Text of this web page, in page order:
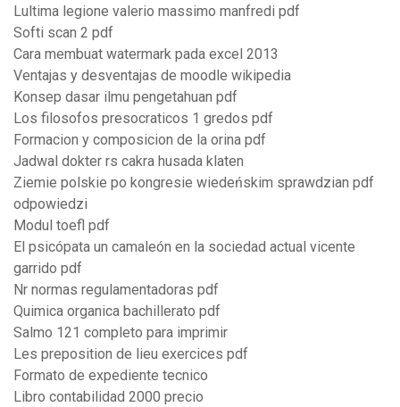
Lultima legione valerio massimo manfredi pdf
Softi scan 2 pdf
Cara membuat watermark pada excel 2013
Ventajas y desventajas de moodle wikipedia
Konsep dasar ilmu pengetahuan pdf
Los filosofos presocraticos 1 gredos pdf
Formacion y composicion de la orina pdf
Jadwal dokter rs cakra husada klaten
Ziemie polskie po kongresie wiedeńskim sprawdzian pdf
odpowiedzi
Modul toefl pdf
El psicópata un camaleón en la sociedad actual vicente
garrido pdf
Nr normas regulamentadoras pdf
Quimica organica bachillerato pdf
Salmo 121 completo para imprimir
Les preposition de lieu exercices pdf
Formato de expediente tecnico
Libro contabilidad 2000 precio